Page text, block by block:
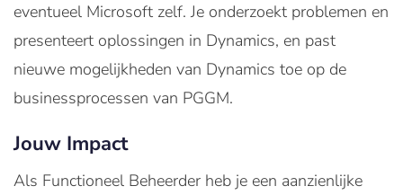
eventueel Microsoft zelf. Je onderzoekt problemen en
presenteert oplossingen in Dynamics, en past
nieuwe mogelijkheden van Dynamics toe op de
businessprocessen van PGGM.
Jouw Impact
Als Functioneel Beheerder heb je een aanzienlijke